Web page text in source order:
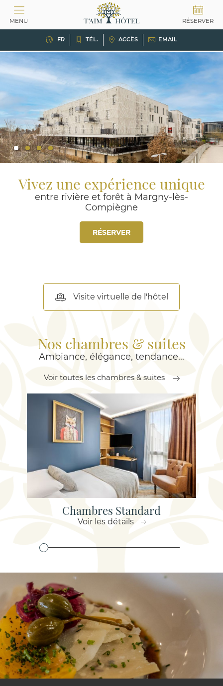
MENU RÉSERVER
FR TÉL. ACCÈS EMAIL
Vivez une expérience unique
entre rivière et forêt à Margny-lès-
Compiègne
RÉSERVER
Visite virtuelle de l'hôtel
Nos chambres & suites
Ambiance, élégance, tendance...
Voir toutes les chambres & suites
Chambres Standard
Voir les détails
Panneau de gestion des cookies